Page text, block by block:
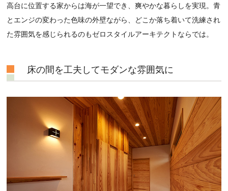
高台に位置する家からは海が一望でき、爽やかな暮らしを実現。青
とエンジの変わった色味の外壁ながら、どこか落ち着いて洗練され
た雰囲気を感じられるのもゼロスタイルアーキテクトならでは。
床の間を工夫してモダンな雰囲気に